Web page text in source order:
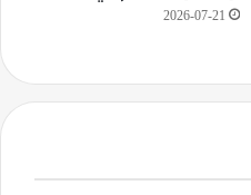
2026-07-21